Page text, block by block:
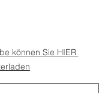
können Sie HIER